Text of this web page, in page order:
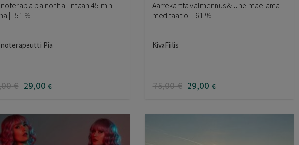
painonhallintaan 45 min
| -51 %
Pia
€ 29,00 €
Aarrekartta valmennus & Unelmaelämä
meditaatio | -61 %
KivaFiilis
75,00€ 29,00 €